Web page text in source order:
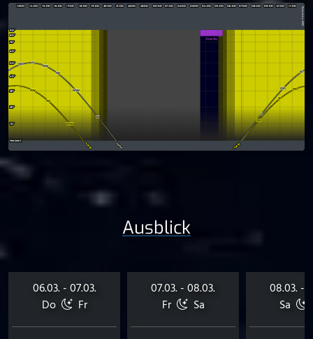
Ausblick
06.03. - 07.03.
Do
Fr
07.03. - 08.03.
Fr
Sa
08.03. -
Sa